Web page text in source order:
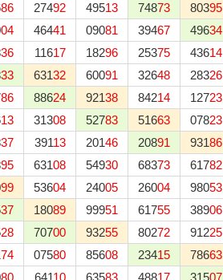
86 27492 49513 74873 80395
04 46441 09081 39467 49634
36 11617 18296 25375 43614
33 63132 60091 32648 28326
86 88624 92138 84214 12723
13 31308 52783 51663 07823
37 39113 20146 20891 93186
95 63108 54930 68373 61782
99 53604 24005 26004 98053
37 18089 99951 61755 38906
28 70700 93255 80272 91225
74 07580 85608 23415 78663
80 64110 63583 48817 31507